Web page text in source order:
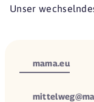
Unser
mama.eu